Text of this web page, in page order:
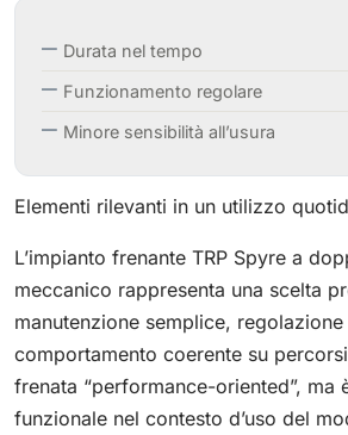
Durata nel tempo
Funzionamento regolare
Minore sensibilità all’usura
Elementi rilevanti in un utilizzo
L’impianto frenante TRP Spyre a
meccanico rappresenta una scelta
manutenzione semplice,
comportamento coerente su
frenata “performance-oriented”, ma
funzionale nel contesto d’uso del